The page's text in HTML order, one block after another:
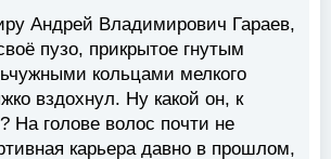
Андрей Владимирович Гараев,
пузо, прикрытое гнутым
кольцами мелкого
вздохнул. Ну какой он, к
На голове волос почти не
карьера давно в прошлом,